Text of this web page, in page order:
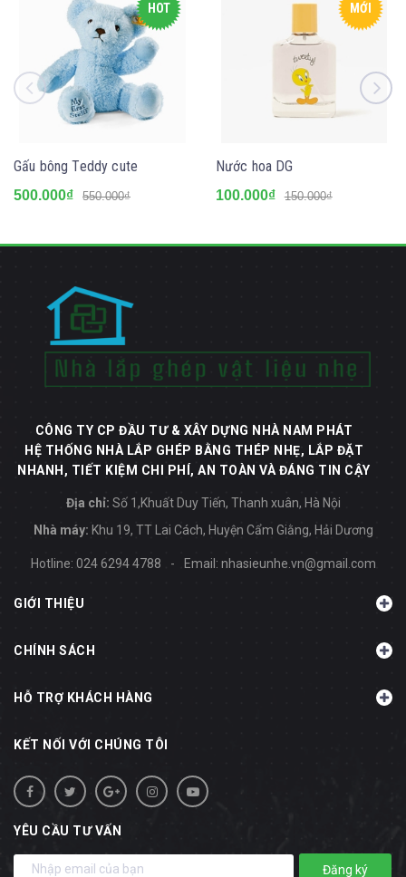
HOT
Gấu bông Teddy cute
500.000₫ 550.000₫
MỚI
Nước hoa DG
100.000₫ 150.000₫
CÔNG TY CP ĐẦU TƯ & XÂY DỰNG NHÀ NAM PHÁT
HỆ THỐNG NHÀ LẮP GHÉP BẰNG THÉP NHẸ, LẮP ĐẶT
NHANH, TIẾT KIỆM CHI PHÍ, AN TOÀN VÀ ĐÁNG TIN CẬY
Địa chỉ: Số 1,Khuất Duy Tiến, Thanh xuân, Hà Nội
Nhà máy: Khu 19, TT Lai Cách, Huyện Cẩm Giằng, Hải Dương
Hotline: 024 6294 4788 - Email: nhasieunhe.vn@gmail.com
GIỚI THIỆU
CHÍNH SÁCH
HỖ TRỢ KHÁCH HÀNG
KẾT NỐI VỚI CHÚNG TÔI
YÊU CẦU TƯ VẤN
Đăng ký